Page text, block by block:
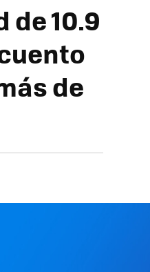
10.9
de